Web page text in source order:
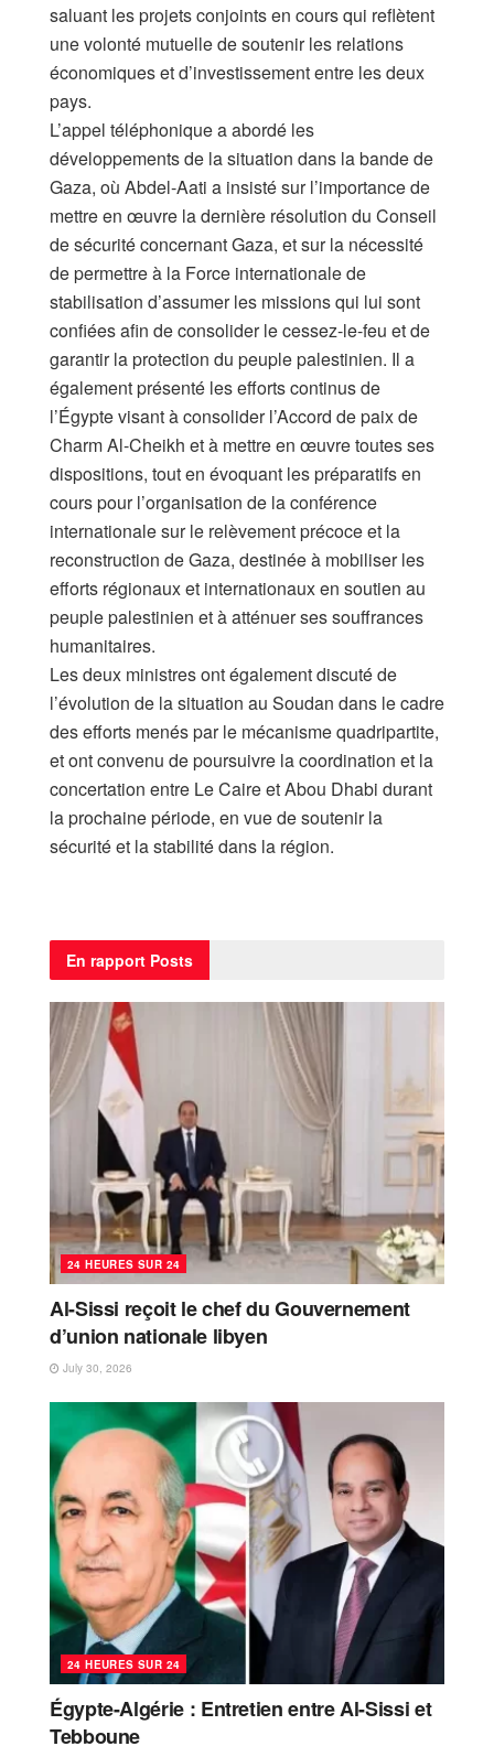
saluant les projets conjoints en cours qui reflètent
une volonté mutuelle de soutenir les relations
économiques et d’investissement entre les deux
pays.
L’appel téléphonique a abordé les
développements de la situation dans la bande de
Gaza, où Abdel-Aati a insisté sur l’importance de
mettre en œuvre la dernière résolution du Conseil
de sécurité concernant Gaza, et sur la nécessité
de permettre à la Force internationale de
stabilisation d’assumer les missions qui lui sont
confiées afin de consolider le cessez-le-feu et de
garantir la protection du peuple palestinien. Il a
également présenté les efforts continus de
l’Égypte visant à consolider l’Accord de paix de
Charm Al-Cheikh et à mettre en œuvre toutes ses
dispositions, tout en évoquant les préparatifs en
cours pour l’organisation de la conférence
internationale sur le relèvement précoce et la
reconstruction de Gaza, destinée à mobiliser les
efforts régionaux et internationaux en soutien au
peuple palestinien et à atténuer ses souffrances
humanitaires.
Les deux ministres ont également discuté de
l’évolution de la situation au Soudan dans le cadre
des efforts menés par le mécanisme quadripartite,
et ont convenu de poursuivre la coordination et la
concertation entre Le Caire et Abou Dhabi durant
la prochaine période, en vue de soutenir la
sécurité et la stabilité dans la région.
En rapport Posts
24 HEURES SUR 24
Al-Sissi reçoit le chef du Gouvernement
d’union nationale libyen
July 30, 2026
24 HEURES SUR 24
Égypte-Algérie : Entretien entre Al-Sissi et
Tebboune